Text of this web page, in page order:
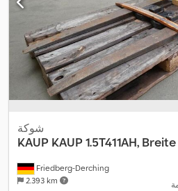
Friedberg-Derching
2.393 km
شوكة
KAUP KAUP 1.5T411AH,